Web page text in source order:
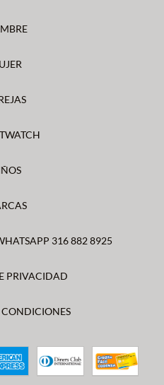
316 882 8925
PRIVACIDAD